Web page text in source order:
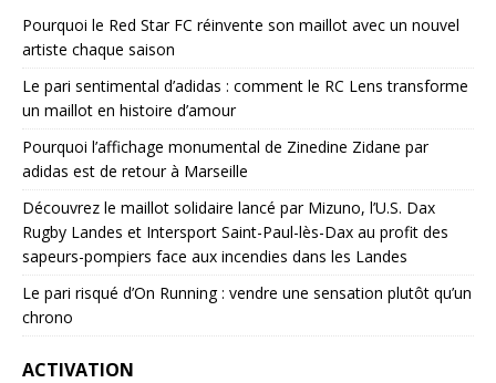
Pourquoi le Red Star FC réinvente son maillot avec un nouvel
artiste chaque saison
Le pari sentimental d’adidas : comment le RC Lens transforme
un maillot en histoire d’amour
Pourquoi l’affichage monumental de Zinedine Zidane par
adidas est de retour à Marseille
Découvrez le maillot solidaire lancé par Mizuno, l’U.S. Dax
Rugby Landes et Intersport Saint-Paul-lès-Dax au profit des
sapeurs-pompiers face aux incendies dans les Landes
Le pari risqué d’On Running : vendre une sensation plutôt qu’un
chrono
ACTIVATION